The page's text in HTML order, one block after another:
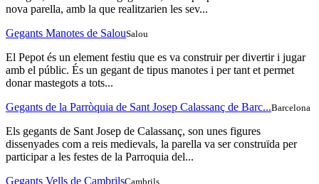
nova parella, amb la que realitzarien les sev...
Gegants Manotes de SalouSalou
El Pepot és un element festiu que es va construir per divertir i jugar
amb el públic. És un gegant de tipus manotes i per tant et permet
donar mastegots a tots...
Gegants de la Parròquia de Sant Josep Calassanç de Barc...Barcelona
Els gegants de Sant Josep de Calassanç, son unes figures
dissenyades com a reis medievals, la parella va ser construïda per
participar a les festes de la Parroquia del...
Gegants Vells de CambrilsCambrils